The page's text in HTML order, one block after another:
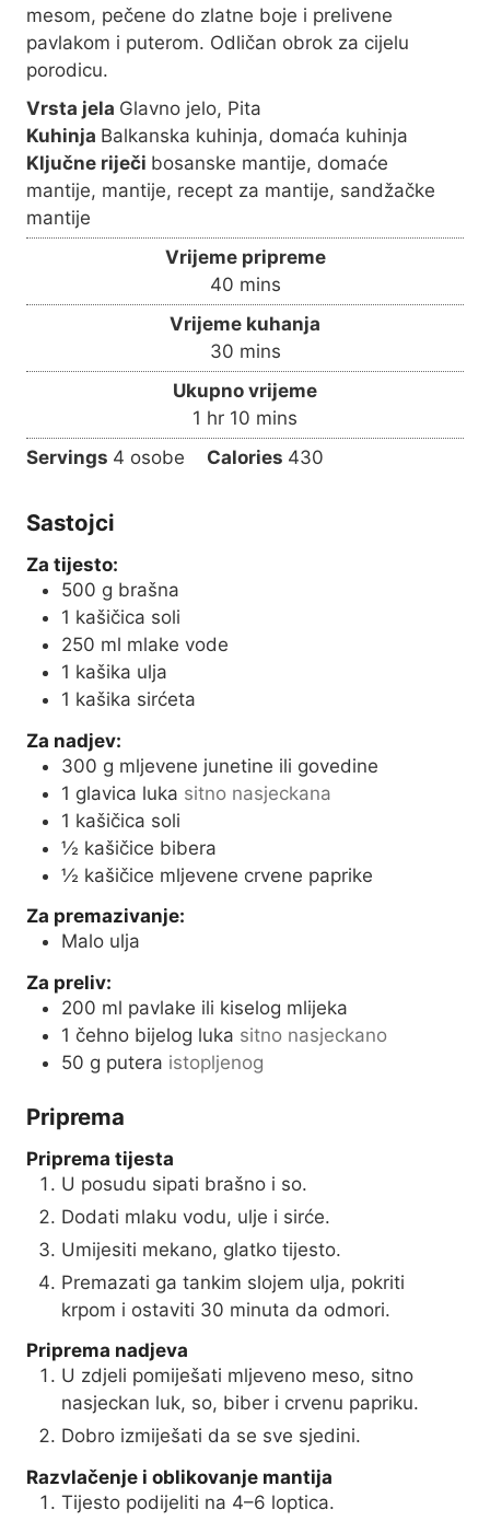
mesom, pečene do zlatne boje i prelivene
pavlakom i puterom. Odličan obrok za cijelu
porodicu.
Vrsta jela Glavno jelo, Pita
Kuhinja Balkanska kuhinja, domaća kuhinja
Ključne riječi bosanske mantije, domaće
mantije, mantije, recept za mantije, sandžačke
mantije
Vrijeme pripreme
40m
i
n
u
t
e
s
mins
Vrijeme kuhanja
30m
i
n
u
t
mins
Ukupno vrijeme
1 h
o
u
hr 10 m
i
n
mins
Servings 4 osobe Calories 430
Sastojci
Za tijesto:
500 g brašna
1 kašičica soli
250 ml mlake vode
1 kašika ulja
1 kašika sirćeta
Za nadjev:
300 g mljevene junetine ili govedine
1 glavica luka sitno nasjeckana
1 kašičica soli
½ kašičice bibera
½ kašičice mljevene crvene paprike
Za premazivanje:
Malo ulja
Za preliv:
200 ml pavlake ili kiselog mlijeka
1 čehno bijelog luka sitno nasjeckano
50 g putera istopljenog
Priprema
Priprema tijesta
U posudu sipati brašno i so.
Dodati mlaku vodu, ulje i sirće.
Umijesiti mekano, glatko tijesto.
Premazati ga tankim slojem ulja, pokriti
krpom i ostaviti 30 minuta da odmori.
Priprema nadjeva
U zdjeli pomiješati mljeveno meso, sitno
nasjeckan luk, so, biber i crvenu papriku.
Dobro izmiješati da se sve sjedini.
Razvlačenje i oblikovanje mantija
Tijesto podijeliti na 4–6 loptica.